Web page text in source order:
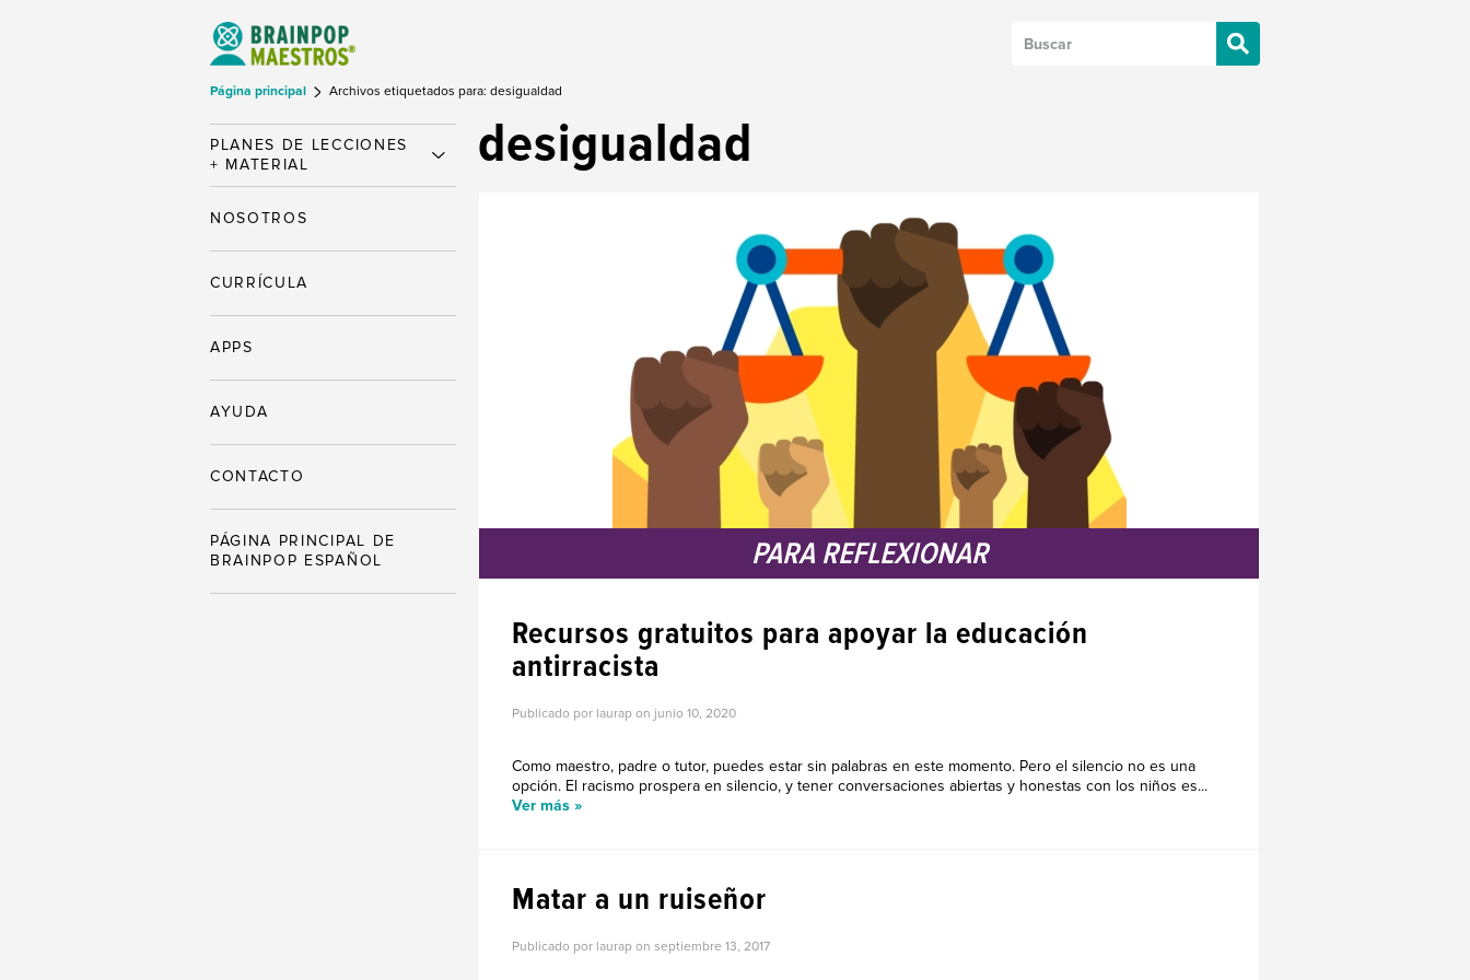
Página principal Archivos etiquetados para: desigualdad
desigualdad
PARA REFLEXIONAR
Recursos gratuitos para apoyar la educación
antirracista
Publicado por laurap on junio 10, 2020
Como maestro, padre o tutor, puedes estar sin palabras en este momento. Pero el silencio no es una
opción. El racismo prospera en silencio, y tener conversaciones abiertas y honestas con los niños es...
Ver más »
Matar a un ruiseñor
Publicado por laurap on septiembre 13, 2017
PLANES DE LECCIONES
+ MATERIAL
NOSOTROS
CURRÍCULA
APPS
AYUDA
CONTACTO
PÁGINA PRINCIPAL DE
BRAINPOP ESPAÑOL